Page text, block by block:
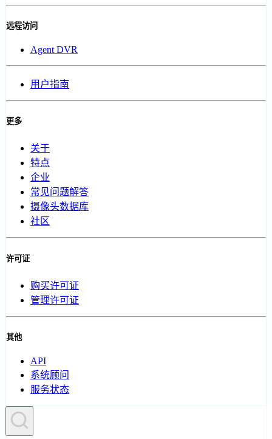
远程访问
Agent DVR
用户指南
更多
关于
特点
企业
常见问题解答
摄像头数据库
社区
许可证
购买许可证
管理许可证
其他
API
系统顾问
服务状态